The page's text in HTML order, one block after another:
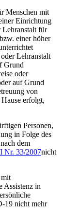
Menschen mit
Einrichtung
Lehranstalt für
einer höher
Lehranstalt
Grund
oder
auf Grund
von
erfolgt,
Personen,
in Folge des
dem
Nr. 33/2007nicht
Assistenz in
19 nicht mehr